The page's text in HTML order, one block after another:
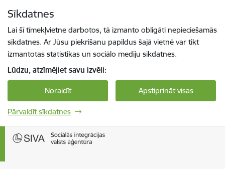
Sīkdatnes
Lai šī tīmekļvietne darbotos, tā izmanto obligāti nepieciešamās
sīkdatnes. Ar Jūsu piekrišanu papildus šajā vietnē var tikt
izmantotas statistikas un sociālo mediju sīkdatnes.
Lūdzu, atzīmējiet savu izvēli:
Noraidīt Apstiprināt visas
Pārvaldīt sīkdatnes